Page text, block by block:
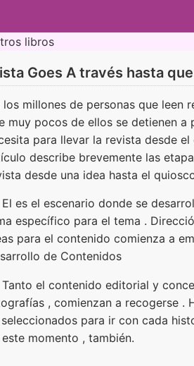
libros
Goes A través hasta
los millones de personas que leen
muy pocos de ellos se detienen
para llevar la revista desde
describe brevemente las
desde una idea hasta el
El es el escenario donde se
específico para el tema .
para el contenido comienza a
de Contenidos
Tanto el contenido editorial y
, comienzan a recogerse .
para ir con cada
momento , también.